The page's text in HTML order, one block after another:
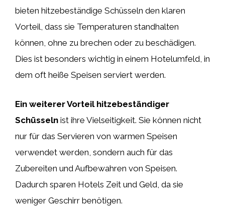
bieten hitzebeständige Schüsseln den klaren
Vorteil, dass sie Temperaturen standhalten
können, ohne zu brechen oder zu beschädigen.
Dies ist besonders wichtig in einem Hotelumfeld, in
dem oft heiße Speisen serviert werden.
Ein weiterer Vorteil hitzebeständiger
Schüsseln ist ihre Vielseitigkeit. Sie können nicht
nur für das Servieren von warmen Speisen
verwendet werden, sondern auch für das
Zubereiten und Aufbewahren von Speisen.
Dadurch sparen Hotels Zeit und Geld, da sie
weniger Geschirr benötigen.